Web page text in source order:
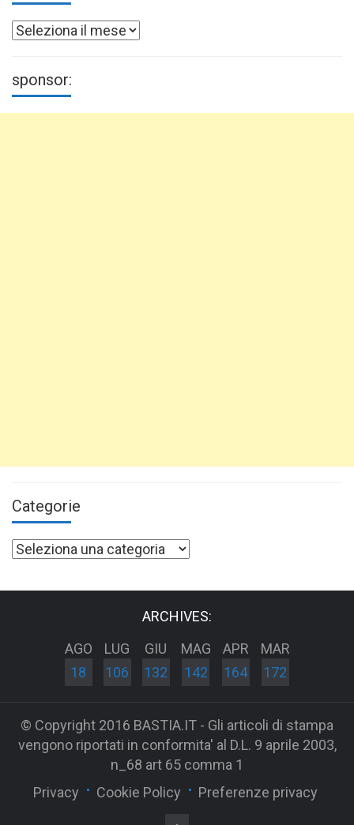
Archivi
sponsor:
Categorie
Categorie
ARCHIVES:
AGO
18
LUG
106
GIU
132
MAG
142
APR
164
MAR
172
© Copyright 2016 BASTIA.IT - Gli articoli di stampa
vengono riportati in conformita' al D.L. 9 aprile 2003,
n_68 art 65 comma 1
Privacy
Cookie Policy Preferenze privacy